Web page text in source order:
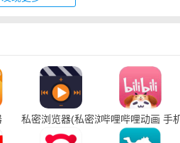
私密浏览器(私密浏览器手机下载)
哔哩哔哩动画 手